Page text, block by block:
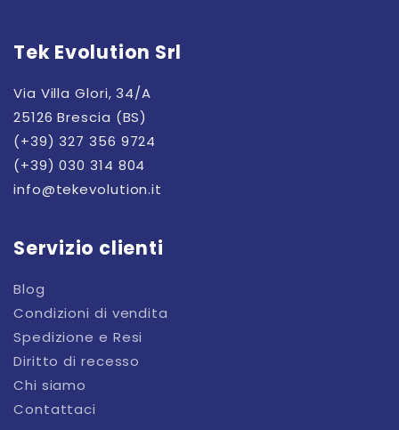
Tek Evolution Srl
Via Villa Glori, 34/A
25126 Brescia (BS)
(+39) 327 356 9724
(+39) 030 314 804
info@tekevolution.it
Servizio clienti
Blog
Condizioni di vendita
Spedizione e Resi
Diritto di recesso
Chi siamo
Contattaci